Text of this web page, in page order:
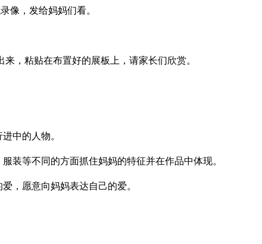
像，发给妈妈们看。
，粘贴在布置好的展板上，请家长们欣赏。
中的人物。
装等不同的方面抓住妈妈的特征并在作品中体现。
，愿意向妈妈表达自己的爱。